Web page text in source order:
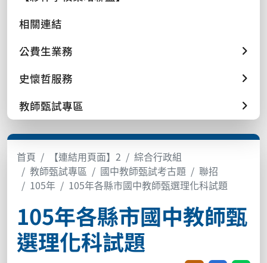
相關連結
公費生業務
史懷哲服務
教師甄試專區
首頁 【連結用頁面】2
綜合行政組
教師甄試專區
國中教師甄試考古題
聯招
105年
105年各縣市國中教師甄選理化科試題
105年各縣市國中教師甄
選理化科試題